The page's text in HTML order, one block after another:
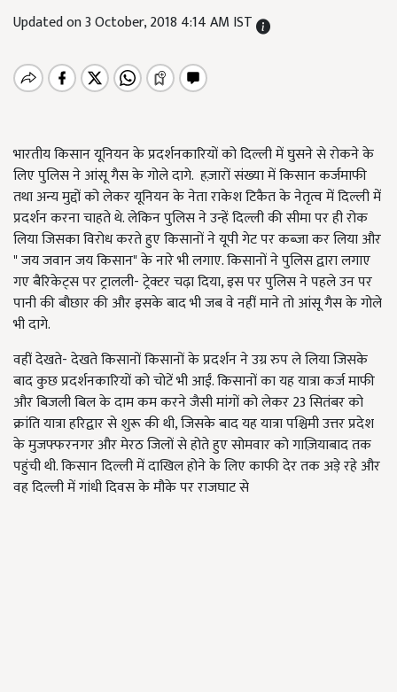
Updated on 3 October, 2018 4:14 AM IST
भारतीय किसान यूनियन के प्रदर्शनकारियों को दिल्ली में घुसने से रोकने के
लिए पुलिस ने आंसू गैस के गोले दागे. हज़ारों संख्या में किसान कर्जमाफी
तथा अन्य मुद्दों को लेकर यूनियन के नेता राकेश टिकैत के नेतृत्व में दिल्ली में
प्रदर्शन करना चाहते थे. लेकिन पुलिस ने उन्हें दिल्ली की सीमा पर ही रोक
लिया जिसका विरोध करते हुए किसानों ने यूपी गेट पर कब्जा कर लिया और
" जय जवान जय किसान" के नारे भी लगाए. किसानों ने पुलिस द्वारा लगाए
गए बैरिकेट्स पर ट्रालली- ट्रेक्टर चढ़ा दिया, इस पर पुलिस ने पहले उन पर
पानी की बौछार की और इसके बाद भी जब वे नहीं माने तो आंसू गैस के गोले
भी दागे.
वहीं देखते- देखते किसानों किसानों के प्रदर्शन ने उग्र रुप ले लिया जिसके
बाद कुछ प्रदर्शनकारियों को चोटें भी आईं. किसानों का यह यात्रा कर्ज माफी
और बिजली बिल के दाम कम करने जैसी मांगों को लेकर 23 सितंबर को
क्रांति यात्रा हरिद्वार से शुरू की थी, जिसके बाद यह यात्रा पश्चिमी उत्तर प्रदेश
के मुजफ्फरनगर और मेरठ जिलों से होते हुए सोमवार को गाज़ियाबाद तक
पहुंची थी. किसान दिल्ली में दाखिल होने के लिए काफी देर तक अड़े रहे और
वह दिल्ली में गांधी दिवस के मौके पर राजघाट से